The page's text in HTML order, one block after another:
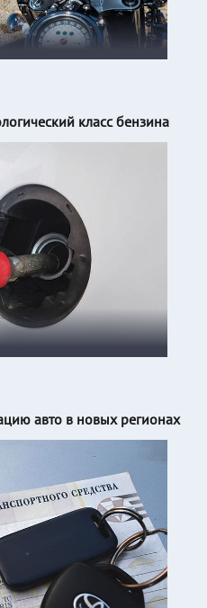
класс бензина
авто в новых регионах